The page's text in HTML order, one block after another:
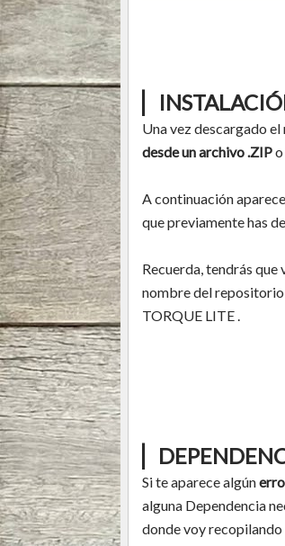
Una vez descargado
desde un archivo .ZIP
A continuación
que previamente has
Recuerda, tendrás
nombre del
TORQUE LITE .
Si te aparece algún
alguna Dependencia
donde voy recopilando